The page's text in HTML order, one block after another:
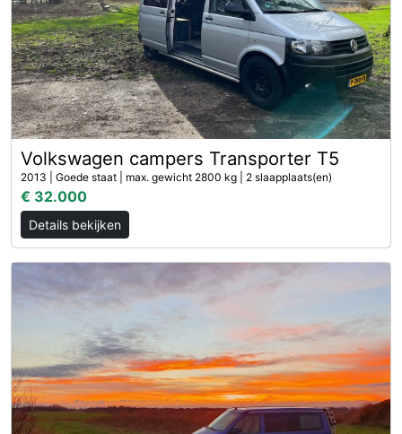
Volkswagen campers Transporter T5
2013 | Goede staat | max. gewicht 2800 kg | 2 slaapplaats(en)
€ 32.000
Details bekijken